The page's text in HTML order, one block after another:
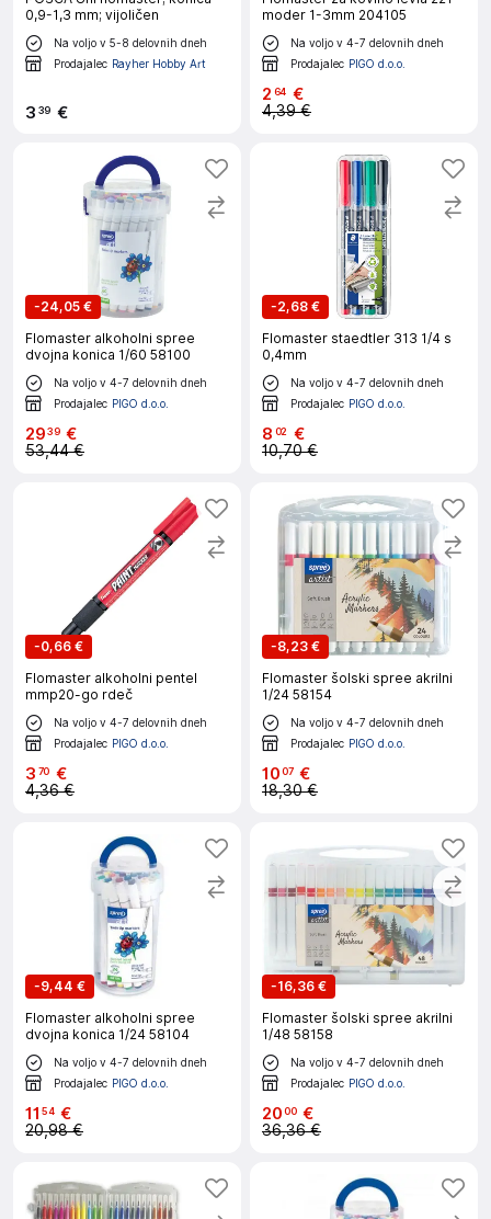
0,9-1,3 mm; vijoličen
Na voljo v 5-8 delovnih dneh
Prodajalec Rayher Hobby Art
3 39 €
moder 1-3mm 204105
Na voljo v 4-7 delovnih dneh
Prodajalec PIGO d.o.o.
2 64 €
4,39 €
-24,05 €
Flomaster alkoholni spree
dvojna konica 1/60 58100
Na voljo v 4-7 delovnih dneh
Prodajalec PIGO d.o.o.
2939 €
53,44 €
-2,68 €
Flomaster staedtler 313 1/4 s
0,4mm
Na voljo v 4-7 delovnih dneh
Prodajalec PIGO d.o.o.
8 02 €
10,70 €
-0,66 €
Flomaster alkoholni pentel
mmp20-go rdeč
Na voljo v 4-7 delovnih dneh
Prodajalec PIGO d.o.o.
3 70 €
4,36 €
-8,23 €
Flomaster šolski spree akrilni
1/24 58154
Na voljo v 4-7 delovnih dneh
Prodajalec PIGO d.o.o.
1007 €
18,30 €
-9,44 €
Flomaster alkoholni spree
dvojna konica 1/24 58104
Na voljo v 4-7 delovnih dneh
Prodajalec PIGO d.o.o.
11 54 €
20,98 €
-16,36 €
Flomaster šolski spree akrilni
1/48 58158
Na voljo v 4-7 delovnih dneh
Prodajalec PIGO d.o.o.
2000 €
36,36 €